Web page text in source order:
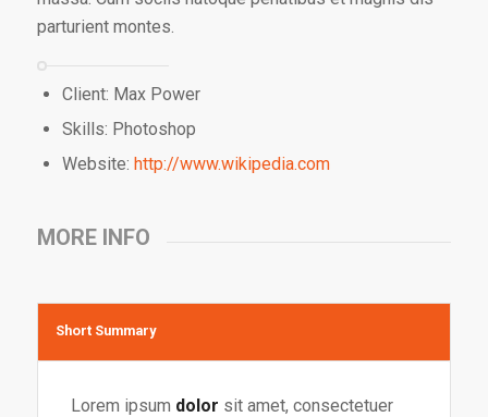
parturient montes.
Client: Max Power
Skills: Photoshop
Website: http://www.wikipedia.com
MORE INFO
Short Summary
Lorem ipsum dolor sit amet, consectetuer